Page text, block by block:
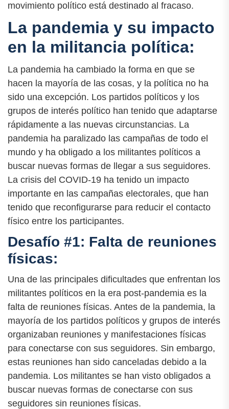
movimiento político está destinado al fracaso.
La pandemia y su impacto
en la militancia política:
La pandemia ha cambiado la forma en que se
hacen la mayoría de las cosas, y la política no ha
sido una excepción. Los partidos políticos y los
grupos de interés político han tenido que adaptarse
rápidamente a las nuevas circunstancias. La
pandemia ha paralizado las campañas de todo el
mundo y ha obligado a los militantes políticos a
buscar nuevas formas de llegar a sus seguidores.
La crisis del COVID-19 ha tenido un impacto
importante en las campañas electorales, que han
tenido que reconfigurarse para reducir el contacto
físico entre los participantes.
Desafío #1: Falta de reuniones
físicas:
Una de las principales dificultades que enfrentan los
militantes políticos en la era post-pandemia es la
falta de reuniones físicas. Antes de la pandemia, la
mayoría de los partidos políticos y grupos de interés
organizaban reuniones y manifestaciones físicas
para conectarse con sus seguidores. Sin embargo,
estas reuniones han sido canceladas debido a la
pandemia. Los militantes se han visto obligados a
buscar nuevas formas de conectarse con sus
seguidores sin reuniones físicas.